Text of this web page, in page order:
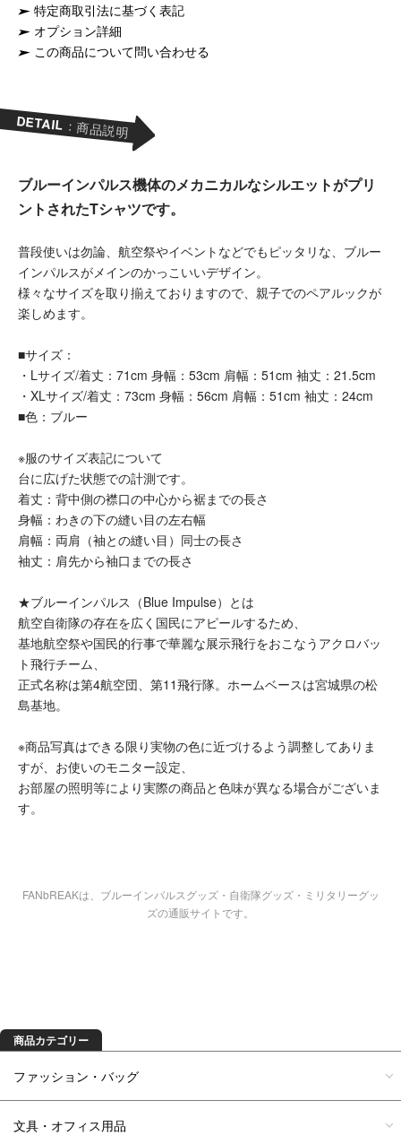
特定商取引法に基づく表記
オプション詳細
この商品について問い合わせる
DETAIL：商品説明
ブルーインパルス機体のメカニカルなシルエットがプリ
ントされたTシャツです。
普段使いは勿論、航空祭やイベントなどでもピッタリな、ブルー
インパルスがメインのかっこいいデザイン。
様々なサイズを取り揃えておりますので、親子でのペアルックが
楽しめます。
■サイズ：
・Lサイズ/着丈：71cm 身幅：53cm 肩幅：51cm 袖丈：21.5cm
・XLサイズ/着丈：73cm 身幅：56cm 肩幅：51cm 袖丈：24cm
■色：ブルー
※服のサイズ表記について
台に広げた状態での計測です。
着丈：背中側の襟口の中心から裾までの長さ
身幅：わきの下の縫い目の左右幅
肩幅：両肩（袖との縫い目）同士の長さ
袖丈：肩先から袖口までの長さ
★ブルーインパルス（Blue Impulse）とは
航空自衛隊の存在を広く国民にアピールするため、
基地航空祭や国民的行事で華麗な展示飛行をおこなうアクロバッ
ト飛行チーム、
正式名称は第4航空団、第11飛行隊。ホームベースは宮城県の松
島基地。
※商品写真はできる限り実物の色に近づけるよう調整してありま
すが、お使いのモニター設定、
お部屋の照明等により実際の商品と色味が異なる場合がございま
す。
FANbREAKは、ブルーインパルスグッズ・自衛隊グッズ・ミリタリーグッ
ズの通販サイトです。
商品カテゴリー
ファッション・バッグ
文具・オフィス用品